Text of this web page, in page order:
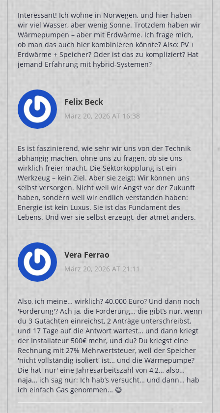
Interessant! Ich wohne in Norwegen, und hier haben
wir viel Wasser, aber wenig Sonne. Trotzdem haben wir
Wärmepumpen – aber mit Erdwärme. Ich frage mich,
ob man das auch hier kombinieren könnte? Also: PV +
Erdwärme + Speicher? Oder ist das zu kompliziert? Hat
jemand Erfahrung mit hybrid-Systemen?
Felix Beck
März 20, 2026 AT 16:38
Es ist faszinierend, wie sehr wir uns von der Technik
abhängig machen, ohne uns zu fragen, ob sie uns
wirklich freier macht. Die Sektorkopplung ist ein
Werkzeug – kein Ziel. Aber sie zeigt: Wir können uns
selbst versorgen. Nicht weil wir Angst vor der Zukunft
haben, sondern weil wir endlich verstanden haben:
Energie ist kein Luxus. Sie ist das Fundament des
Lebens. Und wer sie selbst erzeugt, der atmet anders.
Vera Ferrao
März 20, 2026 AT 21:11
Also, ich meine… wirklich? 40.000 Euro? Und dann noch
'Förderung'? Ach ja, die Förderung… die gibt’s nur, wenn
du 3 Gutachten einreichst, 2 Anträge unterschreibst,
und 17 Tage auf die Antwort wartest… und dann kriegt
der Installateur 500€ mehr, und du? Du kriegst eine
Rechnung mit 27% Mehrwertsteuer, weil der Speicher
'nicht vollständig isoliert' ist… und die Wärmepumpe?
Die hat 'nur' eine Jahresarbeitszahl von 4,2… also…
naja… ich sag nur: Ich hab’s versucht… und dann… hab
ich einfach Gas genommen… 😅